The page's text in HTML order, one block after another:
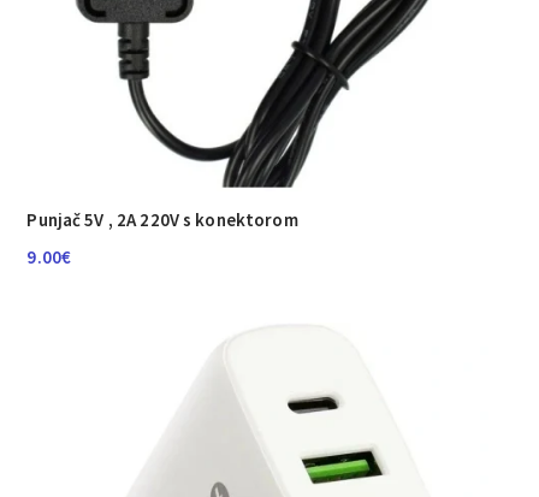
Punjač 5V , 2A 220V s konektorom
9.00€